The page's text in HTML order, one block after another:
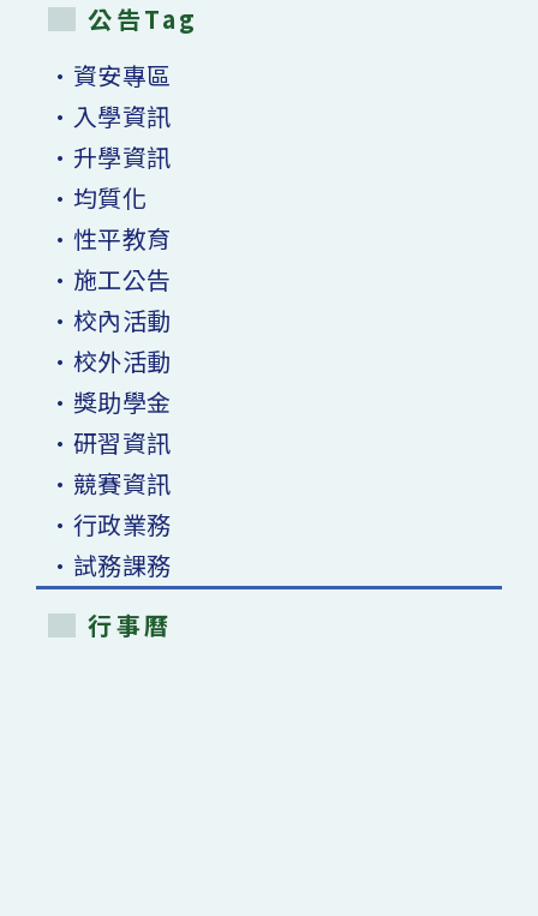
公告Tag
•資安專區
•入學資訊
•升學資訊
•均質化
•性平教育
•施工公告
•校內活動
•校外活動
•獎助學金
•研習資訊
•競賽資訊
•行政業務
•試務課務
行事曆